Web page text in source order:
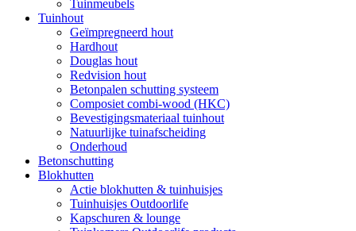
Tuinmeubels
Tuinhout
Geïmpregneerd hout
Hardhout
Douglas hout
Redvision hout
Betonpalen schutting systeem
Composiet combi-wood (HKC)
Bevestigingsmateriaal tuinhout
Natuurlijke tuinafscheiding
Onderhoud
Betonschutting
Blokhutten
Actie blokhutten & tuinhuisjes
Tuinhuisjes Outdoorlife
Kapschuren & lounge